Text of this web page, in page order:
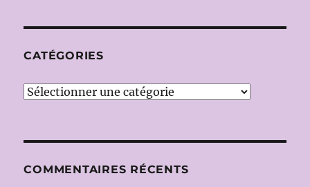
CATÉGORIES
Catégories
COMMENTAIRES RÉCENTS